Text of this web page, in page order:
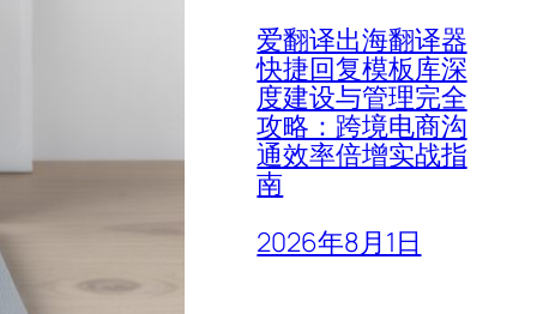
爱翻译出海翻译器
快捷回复模板库深
度建设与管理完全
攻略：跨境电商沟
通效率倍增实战指
南
2026年8月1日